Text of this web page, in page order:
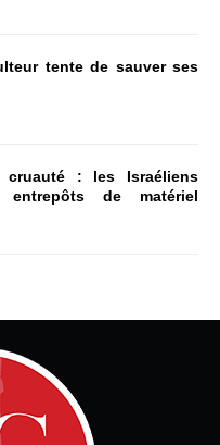
tente de sauver ses
: les Israéliens
entrepôts de matériel